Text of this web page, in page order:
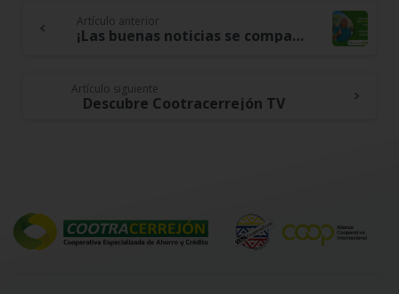
Continue
Reading
Artículo anterior
¡Las buenas noticias se comparten!
Artículo siguiente
Descubre Cootracerrejón TV